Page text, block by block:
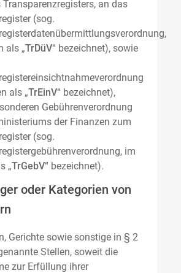
Transparenzregisters, an das
(sog.
als „TrDüV“ bezeichnet), sowie
als „TrEinV“ bezeichnet),
Gebührenverordnung
der Finanzen zum
(sog.
im
„TrGebV“ bezeichnet).
oder Kategorien von
Gerichte sowie sonstige in § 2
Stellen, soweit die
zur Erfüllung ihrer